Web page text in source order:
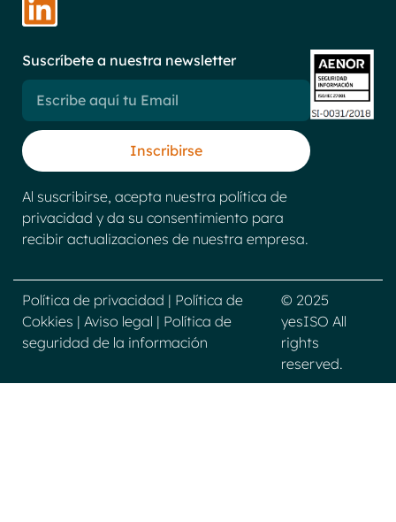
Suscríbete a nuestra newsletter
Inscribirse
Al suscribirse, acepta nuestra política de
privacidad y da su consentimiento para
recibir actualizaciones de nuestra empresa.
Política de privacidad | Política de
Cokkies | Aviso legal | Política de
seguridad de la información
© 2025
yesISO All
rights
reserved.